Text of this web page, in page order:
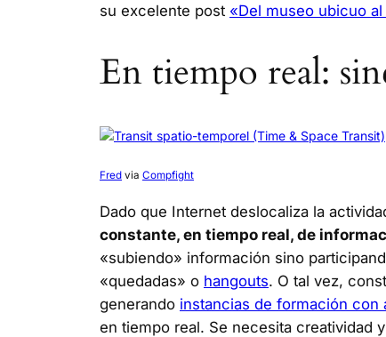
su excelente post «Del museo ubicuo
En tiempo real:
Fred via Compfight
Dado que Internet deslocaliza la
constante, en tiempo real, de
«subiendo» información sino
«quedadas» o hangouts. O tal vez,
generando instancias de formación con
en tiempo real. Se necesita creatividad